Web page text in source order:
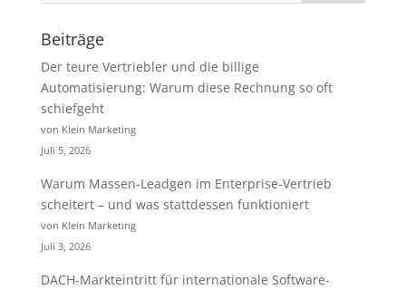
Beiträge
Der teure Vertriebler und die billige
Automatisierung: Warum diese Rechnung so oft
schiefgeht
von Klein Marketing
Juli 5, 2026
Warum Massen-Leadgen im Enterprise-Vertrieb
scheitert – und was stattdessen funktioniert
von Klein Marketing
Juli 3, 2026
DACH-Markteintritt für internationale Software-